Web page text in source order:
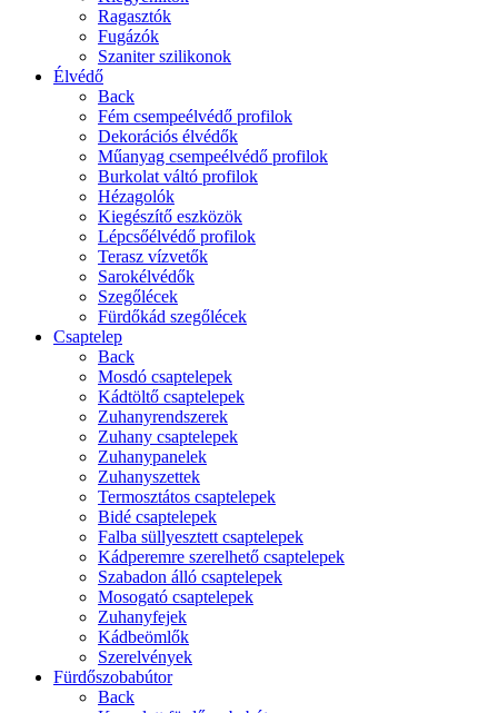
Ragasztók
Fugázók
Szaniter szilikonok
Élvédő
Back
Fém csempeélvédő profilok
Dekorációs élvédők
Műanyag csempeélvédő profilok
Burkolat váltó profilok
Hézagolók
Kiegészítő eszközök
Lépcsőélvédő profilok
Terasz vízvetők
Sarokélvédők
Szegőlécek
Fürdőkád szegőlécek
Csaptelep
Back
Mosdó csaptelepek
Kádtöltő csaptelepek
Zuhanyrendszerek
Zuhany csaptelepek
Zuhanypanelek
Zuhanyszettek
Termosztátos csaptelepek
Bidé csaptelepek
Falba süllyesztett csaptelepek
Kádperemre szerelhető csaptelepek
Szabadon álló csaptelepek
Mosogató csaptelepek
Zuhanyfejek
Kádbeömlők
Szerelvények
Fürdőszobabútor
Back